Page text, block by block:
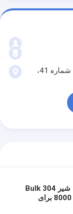
طبقه 16، واحد B، عمارت بین المللی جیاتائی، شماره 41،
مخزن شیر 304 Bulk
8000 Liter برای